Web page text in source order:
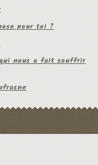
pour toi ?
nous a fait souffrir